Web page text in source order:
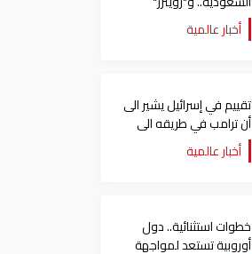
تكشف تفاصيل الاتفاق
المرتقب
أخبار عالمية
تقييم في إسرائيل يشير الى
أن ترامب في طريقه الى
إبرام اتفاق مع إيران
أخبار عالمية
خطوات استثنائية.. دول
أوروبية تستعد لمواجهة